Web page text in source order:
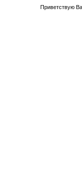
Приветствую